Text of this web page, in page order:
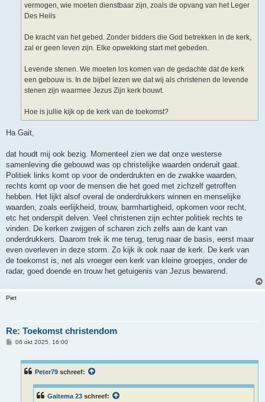
vermogen, wie moeten dienstbaar zijn, zoals de opvang van het Leger
Des Heils
De kracht van het gebed. Zonder bidders die God betrekken in de kerk,
zal er geen leven zijn. Elke opwekking start met gebeden.
Levende stenen. We moeten los komen van de gedachte dat de kerk
een gebouw is. In de bijbel lezen we dat wij als christenen de levende
stenen zijn waarmee Jezus Zijn kerk bouwt.
Hoe is jullie kijk op de kerk van de toekomst?
Ha Gait,
dat houdt mij ook bezig. Momenteel zien we dat onze westerse
samenleving die gebouwd was op christelijke waarden onderuit gaat.
Politiek links komt op voor de onderdrukten en de zwakke waarden,
rechts komt op voor de mensen die het goed met zichzelf getroffen
hebben. Het lijkt alsof overal de onderdrukkers winnen en menselijke
waarden, zoals eerlijkheid, trouw, barmhartigheid, opkomen voor recht,
etc het onderspit delven. Veel christenen zijn echter politiek rechts te
vinden. De kerken zwijgen of scharen zich zelfs aan de kant van
onderdrukkers. Daarom trek ik me terug, terug naar de basis, eerst maar
even overleven in deze storm. Zo kijk ik ook naar de kerk. De kerk van
de toekomst is, net als vroeger een kerk van kleine groepjes, onder de
radar, goed doende en trouw het getuigenis van Jezus bewarend.
Piet
Re: Toekomst christendom
B06 okt 2025, 16:00
Peter79 schreef:
Gaitema 23 schreef: